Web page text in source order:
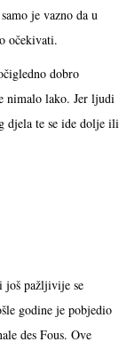
je vazno da u
očekivati.
dobro
nimalo lako. Jer ljudi
djela te se ide dolje ili
pažljivije se
godine je pobjedio
des Fous. Ove